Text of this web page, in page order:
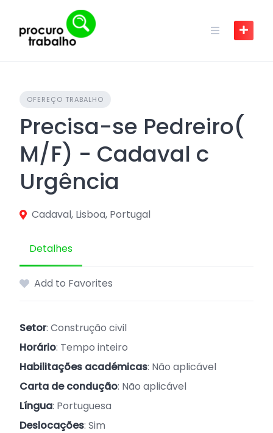
content
OFEREÇO TRABALHO
Precisa-se Pedreiro(
M/F) - Cadaval c
Urgência
Cadaval, Lisboa, Portugal
Detalhes
Add to Favorites
Setor: Construção civil
Horário: Tempo inteiro
Habilitações académicas: Não aplicável
Carta de condução: Não aplicável
Língua: Portuguesa
Deslocações: Sim